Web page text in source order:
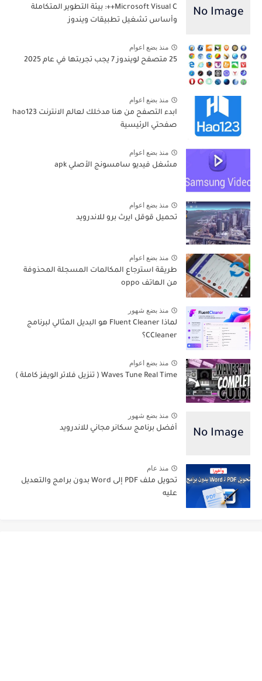
Microsoft Visual C++: بيئة التطوير المتكاملة
وأساس تشغيل تطبيقات ويندوز
منذ بضع اعوام
25 متصفح لويندوز 7 يجب تجربتها في عام 2025
منذ بضع اعوام
ابدء التصفح من هنا مدخلك لعالم الانترنت hao123
صفحتي الرئيسية
منذ بضع اعوام
مشغل فيديو سامسونج الأصلي apk
منذ بضع اعوام
تحميل قوقل ايرث برو للاندرويد
منذ بضع اعوام
طريقة استرجاع المكالمات المسجلة المحذوفة
من الهاتف oppo
منذ بضع شهور
لماذا Fluent Cleaner هو البديل المثالي لبرنامج
CCleaner؟
منذ بضع اعوام
Waves Tune Real Time ( تنزيل فلاتر الويفز كاملة )
منذ بضع شهور
أفضل برنامج سكانر مجاني للاندرويد
منذ عام
تحويل ملف PDF إلى Word بدون برامج والتعديل
عليه